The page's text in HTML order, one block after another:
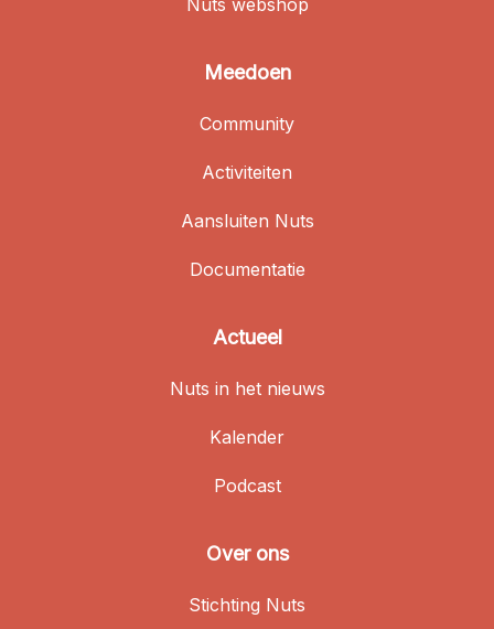
Nuts webshop
Meedoen
Community
Activiteiten
Aansluiten Nuts
Documentatie
Actueel
Nuts in het nieuws
Kalender
Podcast
Over ons
Stichting Nuts